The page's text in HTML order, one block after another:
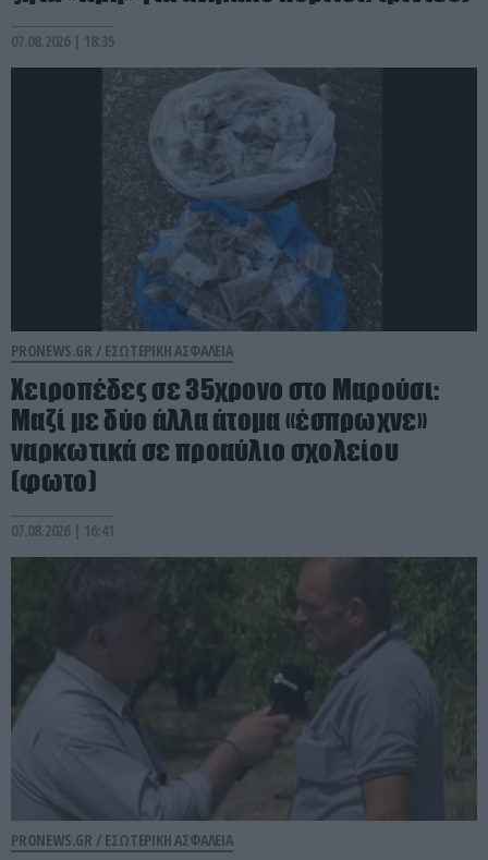
07.08.2026 | 18:35
PRONEWS.GR / ΕΣΩΤΕΡΙΚΗ ΑΣΦΑΛΕΙΑ
Χειροπέδες σε 35χρονο στο Μαρούσι:
Μαζί με δύο άλλα άτομα «έσπρωχνε»
ναρκωτικά σε προαύλιο σχολείου
(φωτο)
07.08.2026 | 16:41
PRONEWS.GR / ΕΣΩΤΕΡΙΚΗ ΑΣΦΑΛΕΙΑ